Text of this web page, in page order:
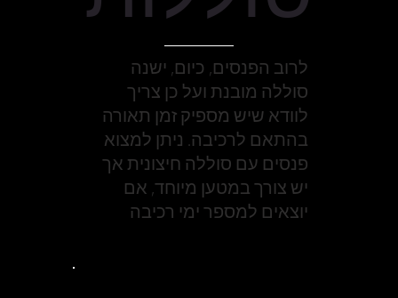
לרוב הפנסים, כיום, ישנה
סוללה מובנת ועל כן צריך
לוודא שיש מספיק זמן תאורה
בהתאם לרכיבה. ניתן למצוא
פנסים עם סוללה חיצונית אך
יש צורך במטען מיוחד, אם
יוצאים למספר ימי רכיבה